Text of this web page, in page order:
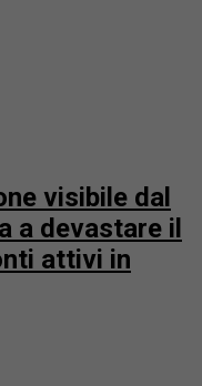
visibile dal
a devastare il
attivi in